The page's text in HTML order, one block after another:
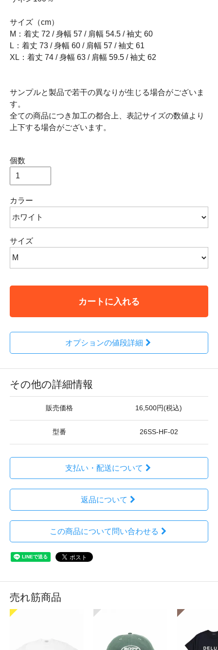
サイズ（cm）
M：着丈 72 / 身幅 57 / 肩幅 54.5 / 袖丈 60
L：着丈 73 / 身幅 60 / 肩幅 57 / 袖丈 61
XL：着丈 74 / 身幅 63 / 肩幅 59.5 / 袖丈 62
サンプルと製品で若干の異なりが生じる場合がございま
す。
全ての商品につき加工の都合上、表記サイズの数値より
上下する場合がございます。
個数
カラー
サイズ
カートに入れる
オプションの値段詳細
その他の詳細情報
販売価格 16,500円(税込)
型番 26SS-HF-02
支払い・配送について
返品について
この商品について問い合わせる
売れ筋商品